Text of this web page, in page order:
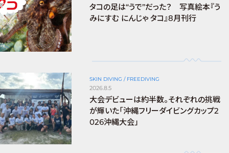
タコの足は“うで”だった？ 写真絵本『う
みにすむ にんじゃ タコ』8月刊行
SKIN DIVING / FREEDIVING
2026.8.5
大会デビューは約半数。それぞれの挑戦
が輝いた「沖縄フリーダイビングカップ2
026沖縄大会」